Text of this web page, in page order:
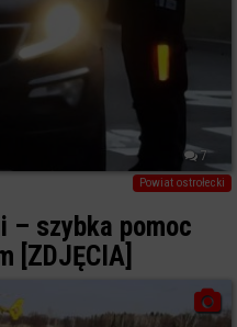
7
Powiat ostrołecki
– szybka pomoc
[ZDJĘCIA]